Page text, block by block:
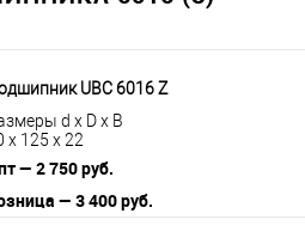
UBC 6016 Z
d x D x B
x 125 x 22
— 2 750 руб.
— 3 400 руб.